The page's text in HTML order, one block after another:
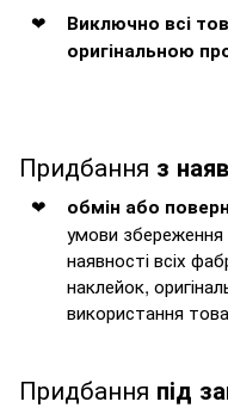
Виключно всі
оригінальною
Придбання з
обмін або
умови збереження
наявності всіх
наклейок,
використання
Придбання під